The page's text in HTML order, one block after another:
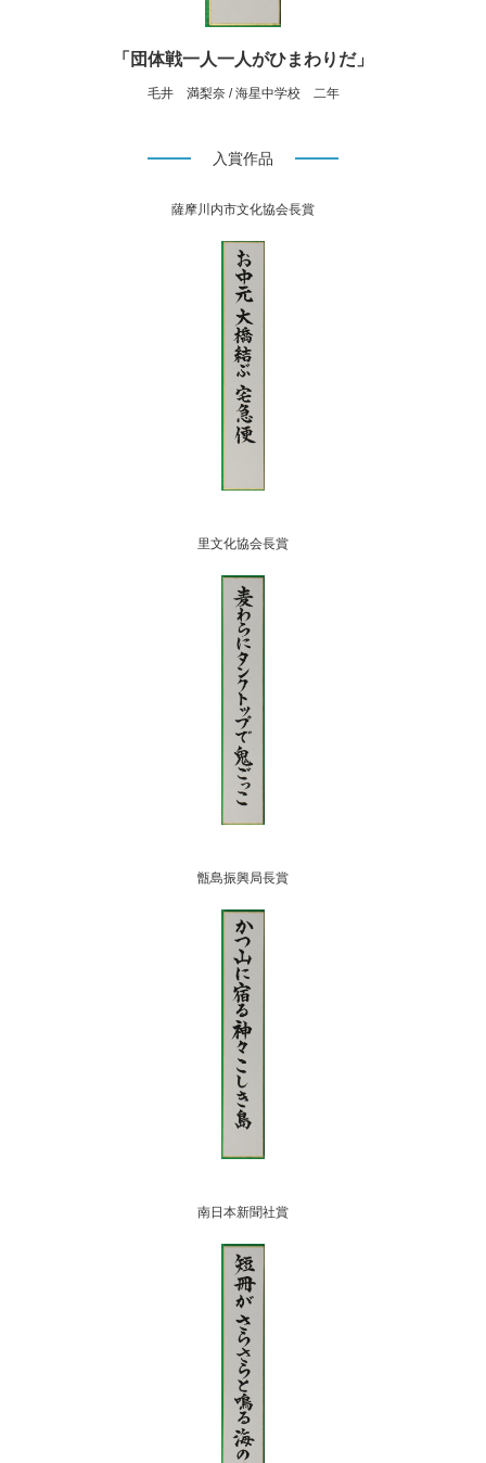
「団体戦一人一人がひまわりだ」
毛井 満梨奈 / 海星中学校 二年
入賞作品
薩摩川内市文化協会長賞
里文化協会長賞
甑島振興局長賞
南日本新聞社賞